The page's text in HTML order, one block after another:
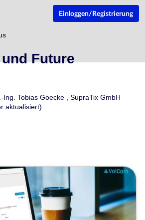
Einloggen/Registrierung
Future
Ing. Tobias Goecke, SupraTix GmbH
aktualisiert)